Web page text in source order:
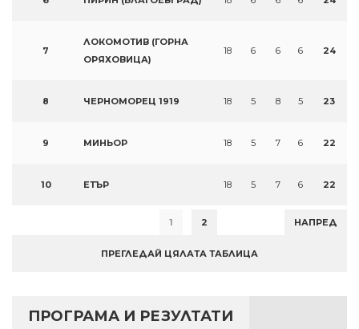
7
ЛОКОМОТИВ (ГОРНА
ОРЯХОВИЦА)
18 6 6 6 24
8 ЧЕРНОМОРЕЦ 1919 18 5 8 5 23
9 МИНЬОР 18 5 7 6 22
10 ЕТЪР 18 5 7 6 22
1 2 НАПРЕД
ПРЕГЛЕДАЙ ЦЯЛАТА ТАБЛИЦА
ПРОГРАМА И РЕЗУЛТАТИ